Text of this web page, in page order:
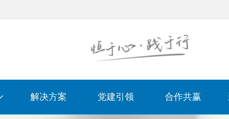
解决方案 党建引领 合作共赢